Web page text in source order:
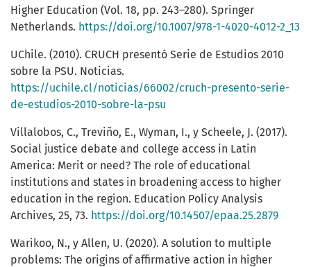
Higher Education (Vol. 18, pp. 243–280). Springer
Netherlands. https://doi.org/10.1007/978-1-4020-4012-2_13
UChile. (2010). CRUCH presentó Serie de Estudios 2010
sobre la PSU. Noticias.
https://uchile.cl/noticias/66002/cruch-presento-serie-
de-estudios-2010-sobre-la-psu
Villalobos, C., Treviño, E., Wyman, I., y Scheele, J. (2017).
Social justice debate and college access in Latin
America: Merit or need? The role of educational
institutions and states in broadening access to higher
education in the region. Education Policy Analysis
Archives, 25, 73. https://doi.org/10.14507/epaa.25.2879
Warikoo, N., y Allen, U. (2020). A solution to multiple
problems: The origins of affirmative action in higher